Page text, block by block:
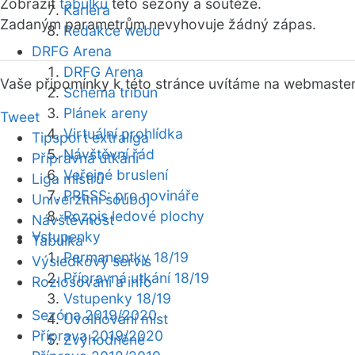
Kariéra
Redakce webu
DRFG Arena
DRFG Arena
Schéma tribun
Plánek areny
Virtuální prohlídka
Návštěvní řád
Veřejné bruslení
PRESS: pro novináře
Rozpis ledové plochy
Vstupenky
Permanentky 18/19
Přípravná utkání 18/19
Vstupenky 18/19
Uvolňování míst
Zvýhodněné
Zobrazit tabulku této sezóny a soutěže.
Zadaným parametrům nevyhovuje žádný zápas.
Vaše připomínky k této stránce uvítáme na webmaster
Tweet
Tipsport extraliga
Přípravná utkání
Liga mistrů
Univerzitní souboj
Návštěvnost
Tabulka
Výsledkový servis
Rozlosování a info
Sezóna 2019/2020
Příprava 2019/2020